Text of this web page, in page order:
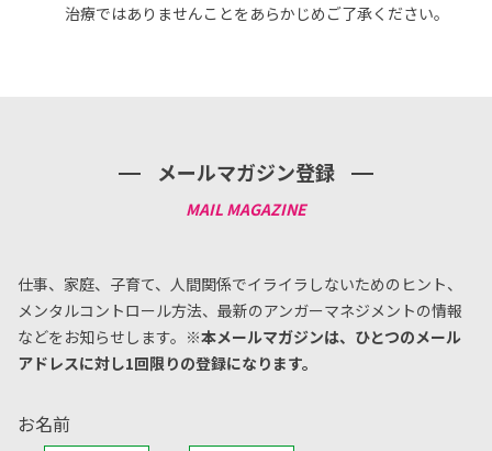
治療ではありませんことをあらかじめご了承ください。
メールマガジン登録
仕事、家庭、子育て、人間関係でイライラしないためのヒント、
メンタルコントロール方法、 最新のアンガーマネジメントの情報
などをお知らせします。 ※本メールマガジンは、ひとつのメール
アドレスに対し1回限りの登録になります。
お名前